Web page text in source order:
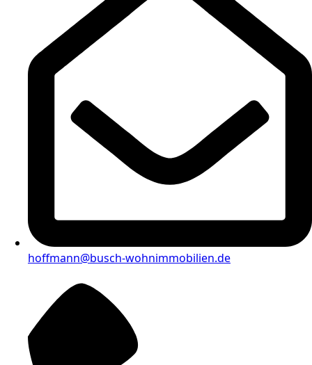
hoffmann@busch-wohnimmobilien.de